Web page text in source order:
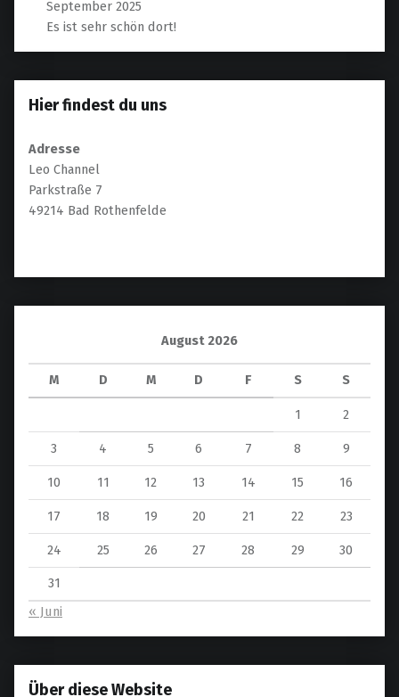
September 2025
Es ist sehr schön dort!
Hier findest du uns
Adresse
Leo Channel
Parkstraße 7
49214 Bad Rothenfelde
August 2026
M D M D F S S
1 2
3 4 5 6 7 8 9
10 11 12 13 14 15 16
17 18 19 20 21 22 23
24 25 26 27 28 29 30
31
« Juni
Über diese Website